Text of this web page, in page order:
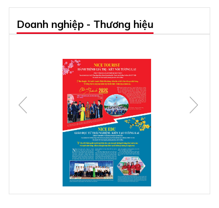
Doanh nghiệp - Thương hiệu